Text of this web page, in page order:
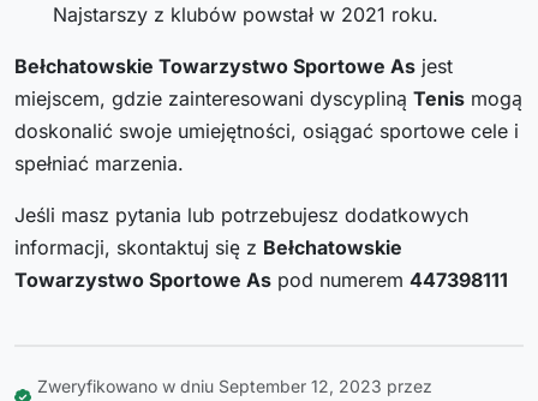
Najstarszy z klubów powstał w 2021 roku.
Bełchatowskie Towarzystwo Sportowe As jest
miejscem, gdzie zainteresowani dyscypliną Tenis mogą
doskonalić swoje umiejętności, osiągać sportowe cele i
spełniać marzenia.
Jeśli masz pytania lub potrzebujesz dodatkowych
informacji, skontaktuj się z Bełchatowskie
Towarzystwo Sportowe As pod numerem 447398111
Zweryfikowano w dniu September 12, 2023 przez